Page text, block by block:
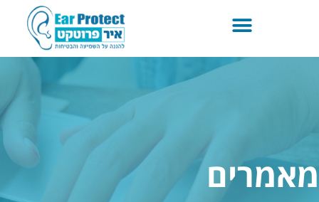
מאמרים